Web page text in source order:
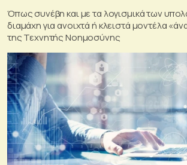
Όπως συνέβη και με τα λογισμικά των
διαμάχη για ανοιχτά ή κλειστά μοντέλα
της Τεχνητής Νοημοσύνης